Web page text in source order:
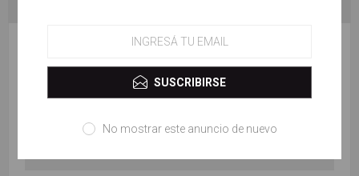
ESCRIBE TU PROPIO COMENTARIO
Solo los usuarios registrados pueden escribir comentarios
Título de la revisión:
SUSCRIBIRSE
No mostrar este anuncio de nuevo